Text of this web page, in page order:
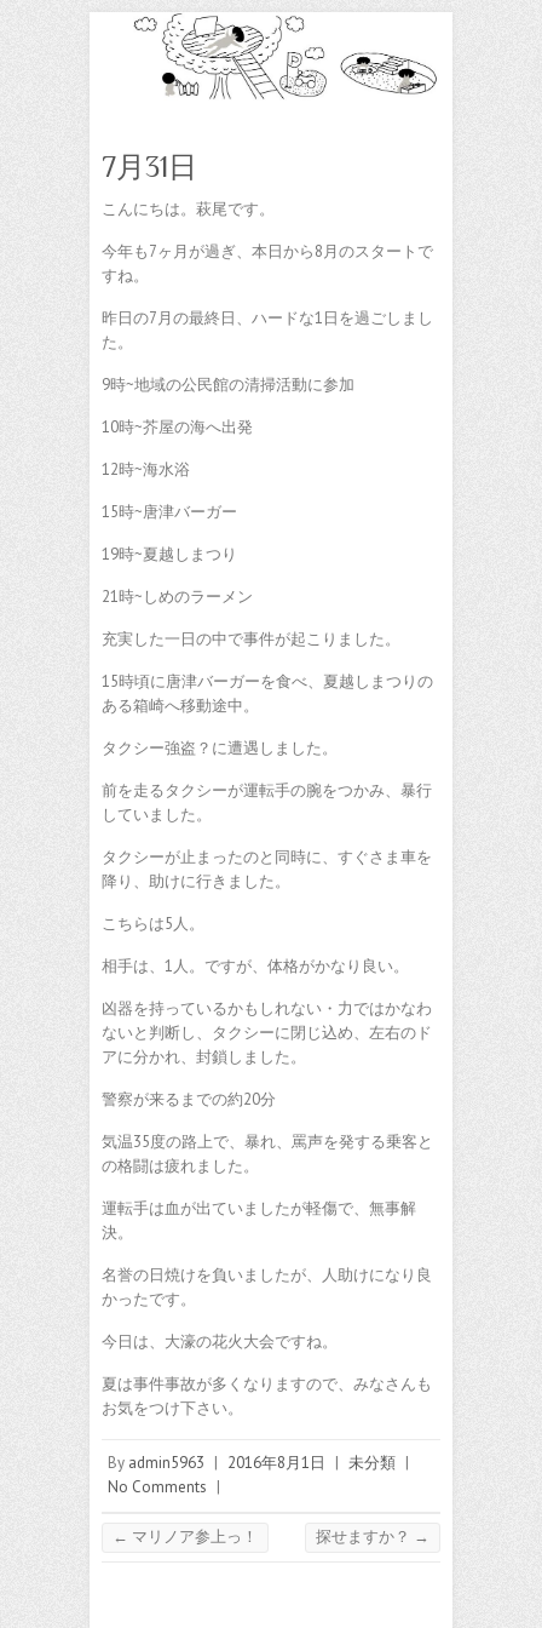
7月31日
こんにちは。萩尾です。
今年も7ヶ月が過ぎ、本日から8月のスタートで
すね。
昨日の7月の最終日、ハードな1日を過ごしまし
た。
9時~地域の公民館の清掃活動に参加
10時~芥屋の海へ出発
12時~海水浴
15時~唐津バーガー
19時~夏越しまつり
21時~しめのラーメン
充実した一日の中で事件が起こりました。
15時頃に唐津バーガーを食べ、夏越しまつりの
ある箱崎へ移動途中。
タクシー強盗？に遭遇しました。
前を走るタクシーが運転手の腕をつかみ、暴行
していました。
タクシーが止まったのと同時に、すぐさま車を
降り、助けに行きました。
こちらは5人。
相手は、1人。ですが、体格がかなり良い。
凶器を持っているかもしれない・力ではかなわ
ないと判断し、タクシーに閉じ込め、左右のド
アに分かれ、封鎖しました。
警察が来るまでの約20分
気温35度の路上で、暴れ、罵声を発する乗客と
の格闘は疲れました。
運転手は血が出ていましたが軽傷で、無事解
決。
名誉の日焼けを負いましたが、人助けになり良
かったです。
今日は、大濠の花火大会ですね。
夏は事件事故が多くなりますので、みなさんも
お気をつけ下さい。
By admin5963 | 2016年8月1日 | 未分類 |
No Comments |
← マリノア参上っ！ 探せますか？ →